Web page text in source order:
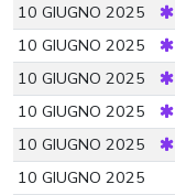
10 GIUGNO 2025
10 GIUGNO 2025
10 GIUGNO 2025
10 GIUGNO 2025
10 GIUGNO 2025
10 GIUGNO 2025